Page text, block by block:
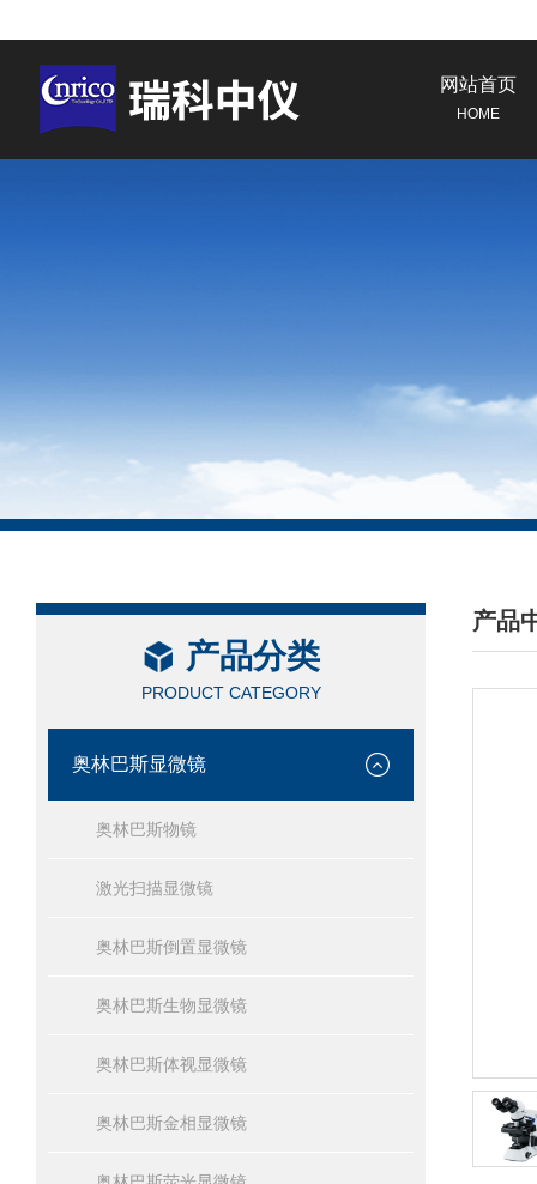
网站首页
HOME
产品分类
PRODUCT CATEGORY
奥林巴斯显微镜
奥林巴斯物镜
激光扫描显微镜
奥林巴斯倒置显微镜
奥林巴斯生物显微镜
奥林巴斯体视显微镜
奥林巴斯金相显微镜
产品
/